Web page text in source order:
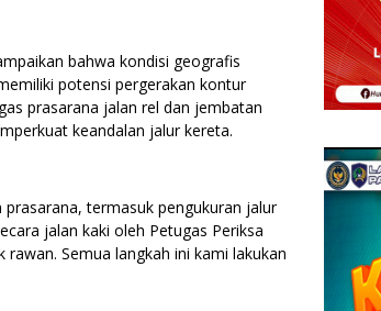
bahwa kondisi geografis
potensi pergerakan kontur
prasarana jalan rel dan jembatan
keandalan jalur kereta.
termasuk pengukuran jalur
jalan kaki oleh Petugas Periksa
Semua langkah ini kami lakukan